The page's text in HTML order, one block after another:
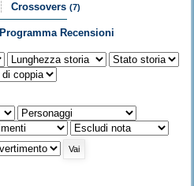
Crossovers (7)
Programma Recensioni